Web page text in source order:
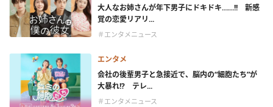
大人なお姉さんが年下男子にドキドキ……!! 新感
覚の恋愛リアリ...
＃エンタメニュース
エンタメ
会社の後輩男子と急接近で、脳内の“細胞たち”が
大暴れ!? テレ...
＃エンタメニュース